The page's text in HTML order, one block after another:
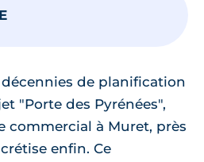
de planification
"Porte des Pyrénées",
commercial à Muret, près
enfin. Ce